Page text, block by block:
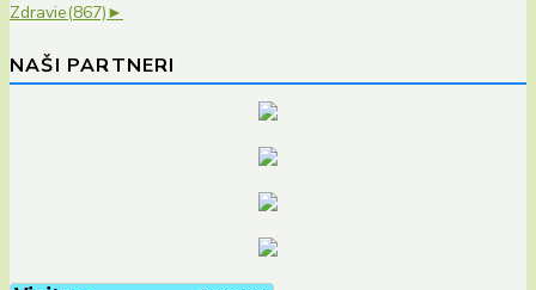
Zdravie(867)►
NAŠI PARTNERI